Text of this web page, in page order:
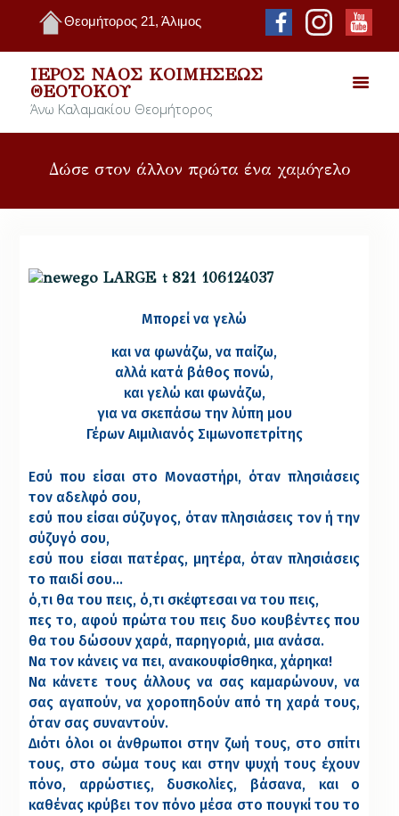
Θεομήτορος 21, Άλιμος
ΙΕΡΌΣ ΝΑΌΣ ΚΟΙΜΉΣΕΩΣ
ΘΕΟΤΌΚΟΥ
Άνω Καλαμακίου Θεομήτορος
Δώσε στον άλλον πρώτα ένα χαμόγελο
Μπορεί να γελώ
και να φωνάζω, να παίζω,
αλλά κατά βάθος πονώ,
και γελώ και φωνάζω,
για να σκεπάσω την λύπη μου
Γέρων Αιμιλιανός Σιμωνοπετρίτης
Εσύ που είσαι στο Μοναστήρι, όταν πλησιάσεις
τον αδελφό σου,
εσύ που είσαι σύζυγος, όταν πλησιάσεις τον ή την
σύζυγό σου,
εσύ που είσαι πατέρας, μητέρα, όταν πλησιάσεις
το παιδί σου…
ό,τι θα του πεις, ό,τι σκέφτεσαι να του πεις,
πες το, αφού πρώτα του πεις δυο κουβέντες που
θα του δώσουν χαρά, παρηγοριά, μια ανάσα.
Να τον κάνεις να πει, ανακουφίσθηκα, χάρηκα!
Να κάνετε τους άλλους να σας καμαρώνουν, να
σας αγαπούν, να χοροπηδούν από τη χαρά τους,
όταν σας συναντούν.
Διότι όλοι οι άνθρωποι στην ζωή τους, στο σπίτι
τους, στο σώμα τους και στην ψυχή τους έχουν
πόνο, αρρώστιες, δυσκολίες, βάσανα, και ο
καθένας κρύβει τον πόνο μέσα στο πουγκί του το